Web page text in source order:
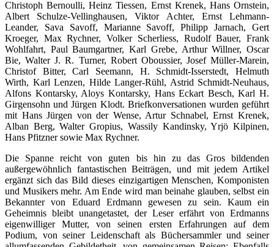
Christoph Bernoulli, Heinz Tiessen, Ernst Krenek, Hans Ornstein,
Albert Schulze-Vellinghausen, Viktor Achter, Ernst Lehmann-
Leander, Sava Savoff, Marianne Savoff, Philipp Jarnach, Gert
Kroeger, Max Rychner, Volker Scherliess, Rudolf Bauer, Frank
Wohlfahrt, Paul Baumgartner, Karl Grebe, Arthur Willner, Oscar
Bie, Walter J. R. Turner, Robert Oboussier, Josef Müller-Marein,
Christof Bitter, Carl Seemann, H. Schmidt-Isserstedt, Helmuth
Wirth, Karl Lenzen, Hilde Langer-Rühl, Astrid Schmidt-Neuhaus,
Alfons Kontarsky, Aloys Kontarsky, Hans Eckart Besch, Karl H.
Girgensohn und Jürgen Klodt. Briefkonversationen wurden geführt
mit Hans Jürgen von der Wense, Artur Schnabel, Ernst Krenek,
Alban Berg, Walter Gropius, Wassily Kandinsky, Yrjö Kilpinen,
Hans Pfitzner sowie Max Rychner.
Die Spanne reicht von guten bis hin zu das Gros bildenden
außergewöhnlich fantastischen Beiträgen, und mit jedem Artikel
ergänzt sich das Bild dieses einzigartigen Menschen, Komponisten
und Musikers mehr. Am Ende wird man beinahe glauben, selbst ein
Bekannter von Eduard Erdmann gewesen zu sein. Kaum ein
Geheimnis bleibt unangetastet, der Leser erfährt von Erdmanns
eigenwilliger Mutter, von seinen ersten Erfahrungen auf dem
Podium, von seiner Leidenschaft als Büchersammler und seiner